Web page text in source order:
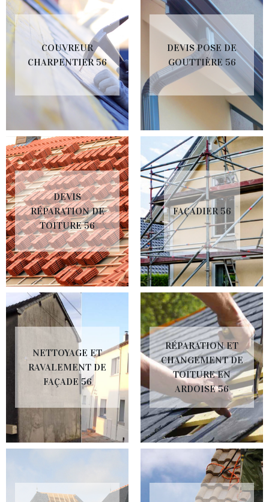
COUVREUR
CHARPENTIER 56
DEVIS POSE DE
GOUTTIÈRE 56
DEVIS
RÉPARATION DE
TOITURE 56
FAÇADIER 56
NETTOYAGE ET
RAVALEMENT DE
FAÇADE 56
RÉPARATION ET
CHANGEMENT DE
TOITURE EN
ARDOISE 56